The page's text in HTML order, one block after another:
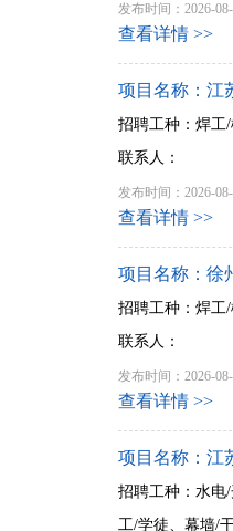
发布时间：2026-
查看详情 >>
项目名称：江
招聘工种：焊工
联系人：
发布时间：2026-
查看详情 >>
项目名称：徐
招聘工种：焊工
联系人：
发布时间：2026-
查看详情 >>
项目名称：江
招聘工种：水电
工/学徒、幕墙/